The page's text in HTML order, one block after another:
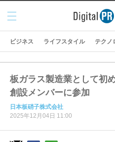
メニ
ュー
ビジネス ライフスタイル テクノ
板ガラス製造業として初
創設メンバーに参加
日本板硝子株式会社
2025年12月04日 11:00